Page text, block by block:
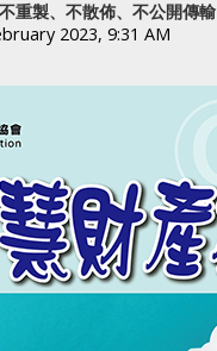
重製、不散佈、不公開傳輸
2023, 9:31 AM